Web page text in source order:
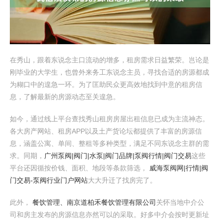
在秀山，跟着东说念主口流动的增多，租房需求日益繁荣。岂论是
刚毕业的大学生，也曾外来务工东说念主员，寻找合适的房源都成
为糊口中的遑急一环。为了匡助民众更高效地找到中意的租房信
息，了解最新的房源动态至关遑急。
如今，通过线上平台查找秀山租房房屋出租信息已成为主流神态。
各大房产网站、租房APP以及土产货论坛都提供了丰富的房源信
息，涵盖公寓、单间、整租等多种类型，满足不同东说念主群的需
求。同期， 广州泵阀|阀门|水泵|阀门品牌|泵阀行情|阀门交易这些
平台还因循按价钱、面积、地段等条款筛选，
威海泵阀网|行情|阀
门交易-泵阀行业门户网站大大升迁了找房完了。
此外， 餐饮管理、南京道柏禾餐饮管理有限公司 关怀当地中介公
司和房主发布的房源信息亦然可以的采取。好多中介会按时更新址